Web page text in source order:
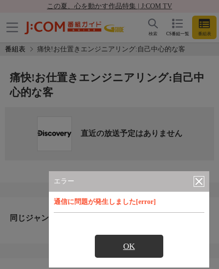
この夏、心を動かす作品特集 | J:COM TV
CS番組一覧 番組表
検索
番組表 痛快!お仕置きエンジニアリング:自己中心的な客
エラー
通信に問題が発生しました[error]
OK
痛快!お仕置きエンジニアリング:自己中
心的な客
直近の放送予定はありません
同じジャンルのおすすめ番組